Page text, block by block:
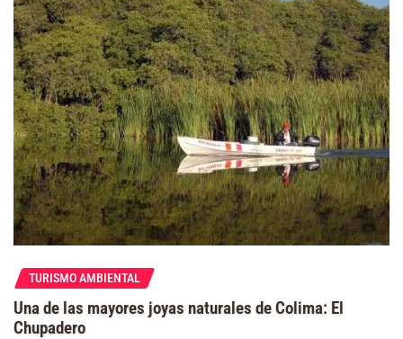
TURISMO AMBIENTAL
Una de las mayores joyas naturales de Colima: El
Chupadero